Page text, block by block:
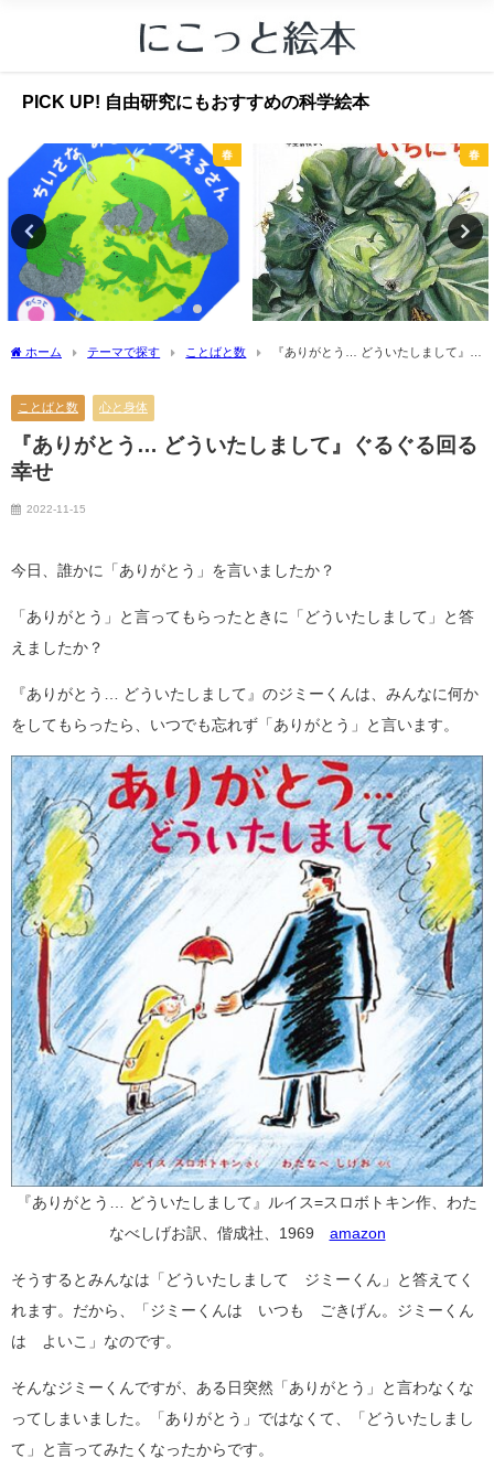
PICK UP! 自由研究にもおすすめの科学絵本
春 春
ホーム テーマで探す ことばと数
『ありがとう… どういたしまして』ぐ
ことばと数 心と身体
『ありがとう… どういたしまして』ぐるぐる回る
幸せ
2022-11-15
今日、誰かに「ありがとう」を言いましたか？
「ありがとう」と言ってもらったときに「どういたしまして」と答
えましたか？
『ありがとう… どういたしまして』のジミーくんは、みんなに何か
をしてもらったら、いつでも忘れず「ありがとう」と言います。
『ありがとう… どういたしまして』ルイス=スロボトキン作、わた
なべしげお訳、偕成社、1969 amazon
そうするとみんなは「どういたしまして ジミーくん」と答えてく
れます。だから、「ジミーくんは いつも ごきげん。ジミーくん
は よいこ」なのです。
そんなジミーくんですが、ある日突然「ありがとう」と言わなくな
ってしまいました。「ありがとう」ではなくて、「どういたしまし
て」と言ってみたくなったからです。